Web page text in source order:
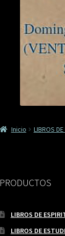
Inicio LIBROS
PRODUCTOS
LIBROS DE
LIBROS DE